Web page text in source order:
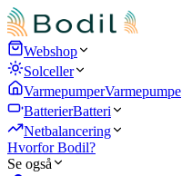
Webshop
Solceller
VarmepumperVarmepumpe
BatterierBatteri
Netbalancering
Hvorfor Bodil?
Se også